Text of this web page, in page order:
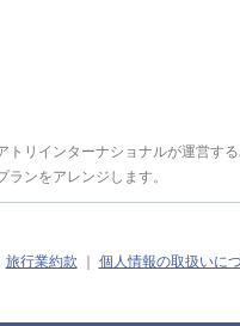
トリインターナショナルが運営す
ンをアレンジします。
旅行業約款 個人情報の取扱いに